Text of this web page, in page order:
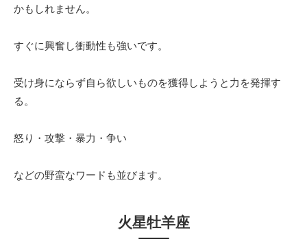
かもしれません。
すぐに興奮し衝動性も強いです。
受け身にならず自ら欲しいものを獲得しようと力を発揮す
る。
怒り・攻撃・暴力・争い
などの野蛮なワードも並びます。
火星牡羊座